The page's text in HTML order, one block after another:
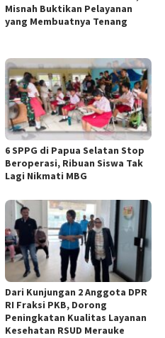
Misnah Buktikan Pelayanan
yang Membuatnya Tenang
6 SPPG di Papua Selatan Stop
Beroperasi, Ribuan Siswa Tak
Lagi Nikmati MBG
Dari Kunjungan 2 Anggota DPR
RI Fraksi PKB, Dorong
Peningkatan Kualitas Layanan
Kesehatan RSUD Merauke